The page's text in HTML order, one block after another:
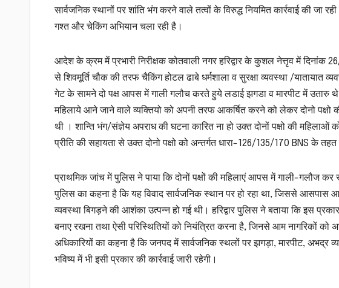
सार्वजनिक स्थानों पर शांति भंग करने वाले तत्वों के विरुद्ध नियमित कार्रवाई की जा
गश्त और चेकिंग अभियान चला रही है।
आदेश के क्रम में प्रभारी निरीक्षक कोतवाली नगर हरिद्वार के कुशल नेत्तृव में दिनांक
से शिवमूर्ति चौक की तरफ चैकिंग होटल ढाबे धर्मशाला व सुरक्षा व्यवस्था /यातायात
गेट के सामने दो पक्ष आपस में गाली गलौच करते हुये लडाई झगडा व मारपीट में उतारु थे
महिलाये आने जाने वाले व्यक्तियो को अपनी तरफ आकर्षित करने को लेकर दोनो
थी । शान्ति भंग/संज्ञेय अपराध की घटना कारित ना हो उक्त दोनों पक्षो की महिलाओं
प्रीति की सहायता से उक्त दोनो पक्षो को अन्तर्गत धारा-126/135/170 BNS के
प्राथमिक जांच में पुलिस ने पाया कि दोनों पक्षों की महिलाएं आपस में गाली-गलौज
पुलिस का कहना है कि यह विवाद सार्वजनिक स्थान पर हो रहा था, जिससे आसपास
व्यवस्था बिगड़ने की आशंका उत्पन्न हो गई थी। हरिद्वार पुलिस ने बताया कि इस
बनाए रखना तथा ऐसी परिस्थितियों को नियंत्रित करना है, जिनसे आम नागरिकों को
अधिकारियों का कहना है कि जनपद में सार्वजनिक स्थलों पर झगड़ा, मारपीट, अभद्र
भविष्य में भी इसी प्रकार की कार्रवाई जारी रहेगी।